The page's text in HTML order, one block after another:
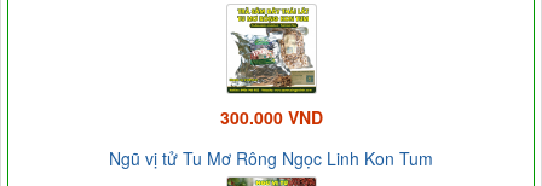
300.000 VND
Ngũ vị tử Tu Mơ Rông Ngọc Linh Kon Tum